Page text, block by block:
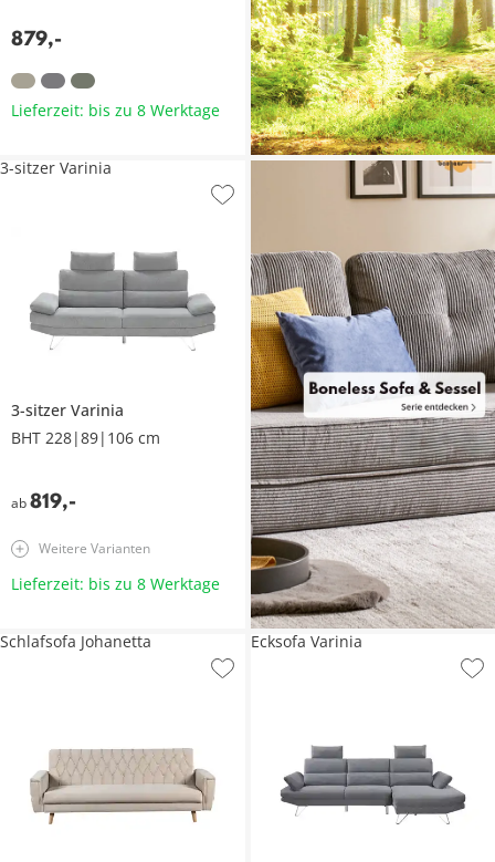
879,-
Lieferzeit: bis zu 8 Werktage
3-sitzer Varinia
BHT 228|89|106 cm
ab819,-
3-sitzer Varinia
Weitere Varianten
Lieferzeit: bis zu 8 Werktage
Schlafsofa Johanetta Ecksofa Varinia